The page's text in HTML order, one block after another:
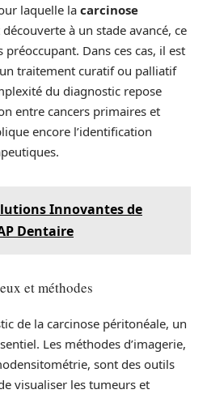
laquelle la carcinose
à un stade avancé, ce
Dans ces cas, il est
traitement curatif ou palliatif
du diagnostic repose
entre cancers primaires et
encore l’identification
Innovantes de
Dentaire
et méthodes
de la carcinose péritonéale, un
Les méthodes d’imagerie,
sont des outils
visualiser les tumeurs et